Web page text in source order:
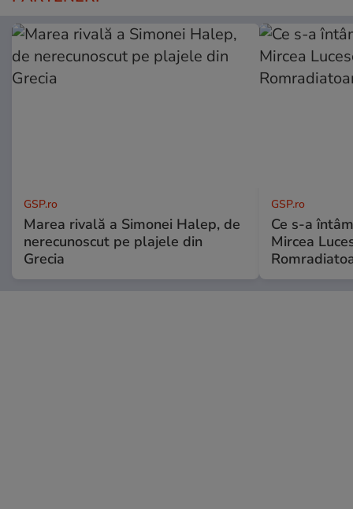
GSP.ro
Marea rivală a Simonei Halep, de
nerecunoscut pe plajele din
Grecia
GSP.ro
Ce s-a
Mircea